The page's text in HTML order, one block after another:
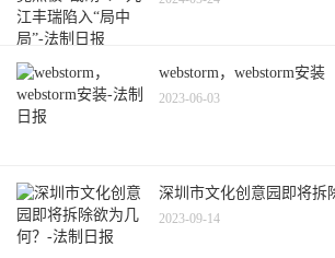
webstorm，webstorm安装
2023-06-03
深圳市文化创意园即将拆
2023-09-14